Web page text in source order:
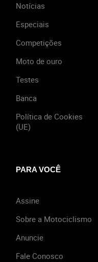
Notícias
Especiais
Competições
Moto de ouro
Testes
Banca
Política de Cookies
(UE)
PARA VOCÊ
Assine
Sobre a Motociclismo
Anuncie
Fale Conosco